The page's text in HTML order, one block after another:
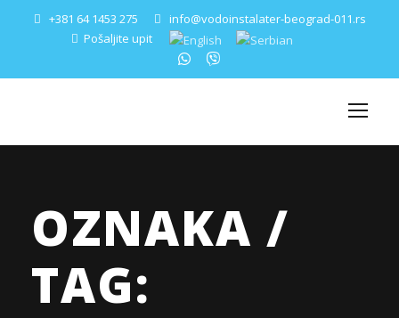
+381 64 1453 275
info@vodoinstalater-beograd-011.rs
Pošaljite upit
OZNAKA /
TAG: